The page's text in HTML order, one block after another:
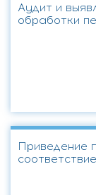
Аудит и
обработки
Приведение